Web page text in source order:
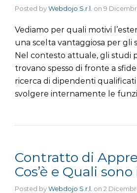
Posted byWebdojo S.r.l. on 9
Vediamo per quali motivi
una scelta vantaggiosa per gli
Nel contesto attuale, gli studi
trovano spesso di fronte a
ricerca di dipendenti qualificati
svolgere internamente le
Contratto di
Cos’è e Quali
Posted byWebdojo S.r.l. on 2